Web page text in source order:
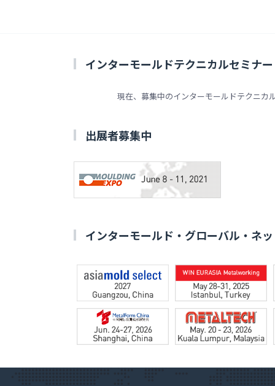
インターモールドテクニカルセミナー
現在、募集中のインターモールドテクニカ
出展者募集中
インターモールド・グローバル・ネ